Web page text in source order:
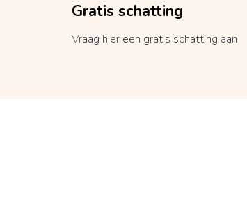
Gratis schatting
Vraag hier een gratis schatting aan